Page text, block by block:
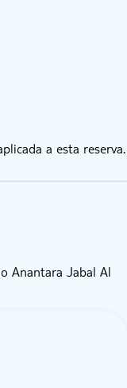
a esta reserva.
Anantara Jabal Al